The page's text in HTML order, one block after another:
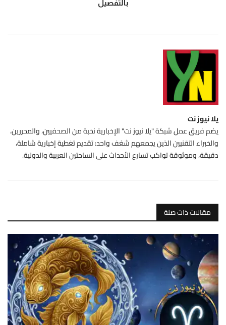
بالتفصيل
يلا نيوز نت
يضم فريق عمل شبكة "يلا نيوز نت" الإخبارية نخبة من الصحفيين، والمحررين،
والخبراء التقنيين الذين يجمعهم شغف واحد: تقديم تغطية إخبارية شاملة،
دقيقة، وموثوقة تواكب تسارع الأحداث على الساحتين العربية والدولية.
مقالات ذات صلة